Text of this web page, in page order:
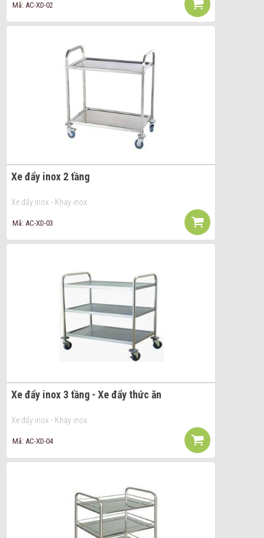
Mã: AC-XD-02
Xe đẩy inox 2 tầng
Xe đẩy inox - Khay inox
Mã: AC-XD-03
Xe đẩy inox 3 tầng - Xe đẩy thức ăn
Xe đẩy inox - Khay inox
Mã: AC-XD-04